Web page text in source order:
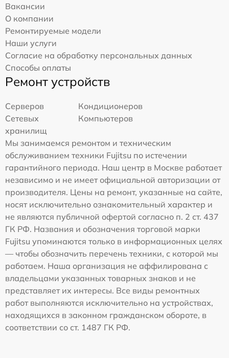
Вакансии
О компании
Ремонтируемые модели
Наши услуги
Согласие на обработку персональных данных
Способы оплаты
Ремонт устройств
Серверов
Кондиционеров
Сетевых
хранилищ
Компьютеров
Мы занимаемся ремонтом и техническим
обслуживанием техники Fujitsu по истечении
гарантийного периода. Наш центр в Москве работает
независимо и не имеет официальной авторизации от
производителя. Цены на ремонт, указанные на сайте,
носят исключительно ознакомительный характер и
не являются публичной офертой согласно п. 2 ст. 437
ГК РФ. Названия и обозначения торговой марки
Fujitsu упоминаются только в информационных целях
— чтобы обозначить перечень техники, с которой мы
работаем. Наша организация не аффилирована с
владельцами указанных товарных знаков и не
представляет их интересы. Все виды ремонтных
работ выполняются исключительно на устройствах,
находящихся в законном гражданском обороте, в
соответствии со ст. 1487 ГК РФ.